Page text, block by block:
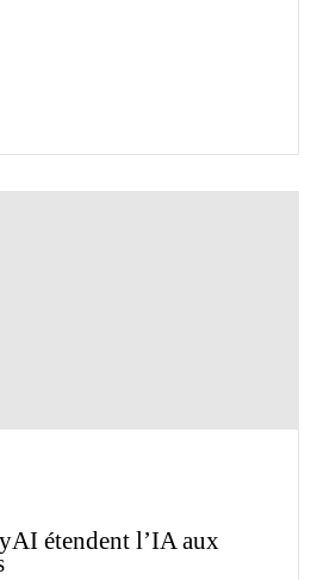
étendent l’IA aux